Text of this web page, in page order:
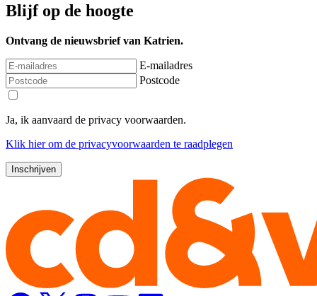
Blijf op de hoogte
Ontvang de nieuwsbrief van Katrien.
E-mailadres
Postcode
Ja, ik aanvaard de privacy voorwaarden.
Klik hierom de privacyvoorwaarden te raadplegen